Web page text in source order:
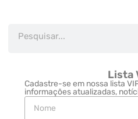
Lista
Cadastre-se em nossa lista
informações atualizadas,